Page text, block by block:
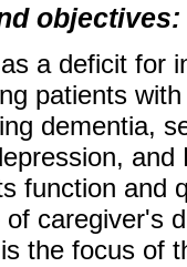
objectives:
a deficit for
patients
dementia,
function and
caregiver's
the focus of